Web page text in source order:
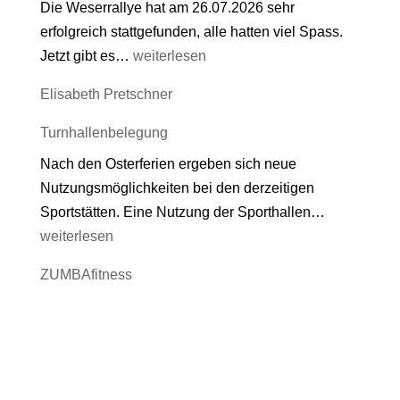
Die Weserrallye hat am 26.07.2026 sehr
erfolgreich stattgefunden, alle hatten viel Spass.
Jetzt gibt es… Ferienaktionen
Jugendkooperation
Hehlen
weiterlesen
Elisabeth Pretschner
Turnhallenbelegung
Nach den Osterferien ergeben sich neue
Nutzungsmöglichkeiten bei den derzeitigen
Sportstätten. Eine Nutzung der Sporthallen…
weiterlesen
ZUMBAfitness